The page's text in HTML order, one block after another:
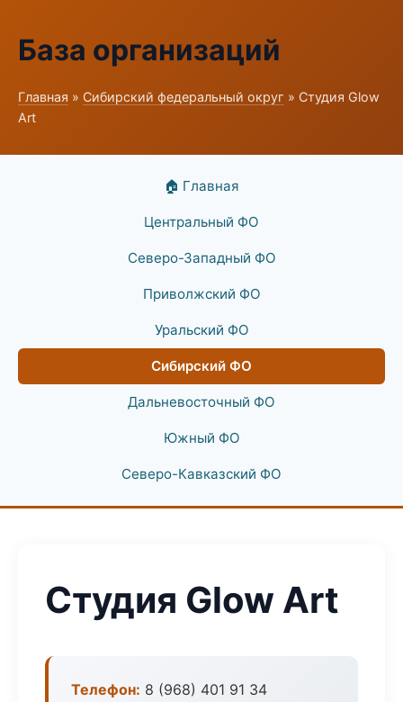
База организаций
Главная » Сибирский федеральный округ » Студия Glow
Art
🏠 Главная
Центральный ФО
Северо-Западный ФО
Приволжский ФО
Уральский ФО
Сибирский ФО
Дальневосточный ФО
Южный ФО
Северо-Кавказский ФО
Студия Glow Art
Телефон: 8 (968) 401 91 34